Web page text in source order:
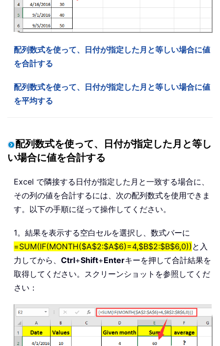
配列数式を使って、日付が指定した月と等しい場合に値
を合計する
配列数式を使って、日付が指定した月と等しい場合に値
を平均する
配列数式を使って、日付が指定した月と等し
い場合に値を合計する
Excel で隣接する日付が指定した月と一致する場合に、
その列の値を合計するには、次の配列数式を使用できま
す。以下の手順に従って操作してください。
1。結果を表示する空白セルを選択し、数式バーに
=SUM(IF(MONTH($A$2:$A$6)=4,$B$2:$B$6,0)) と入
力してから、 Ctrl+Shift+Enterキーを押して合計結果を
取得してください。スクリーンショットを参照してくだ
さい：